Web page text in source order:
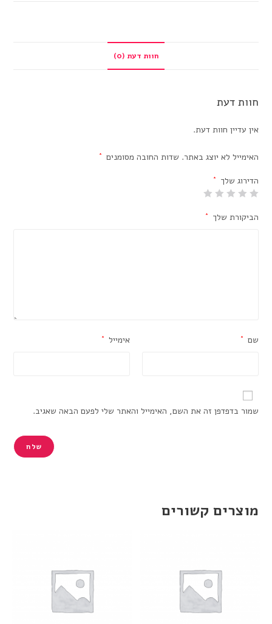
חוות דעת (0)
חוות דעת
אין עדיין חוות דעת.
האימייל לא יוצג באתר. שדות החובה מסומנים *
הדירוג שלך *
הביקורת שלך *
שם * אימייל *
שמור בדפדפן זה את השם, האימייל והאתר שלי לפעם הבאה שאגיב.
מוצרים קשורים